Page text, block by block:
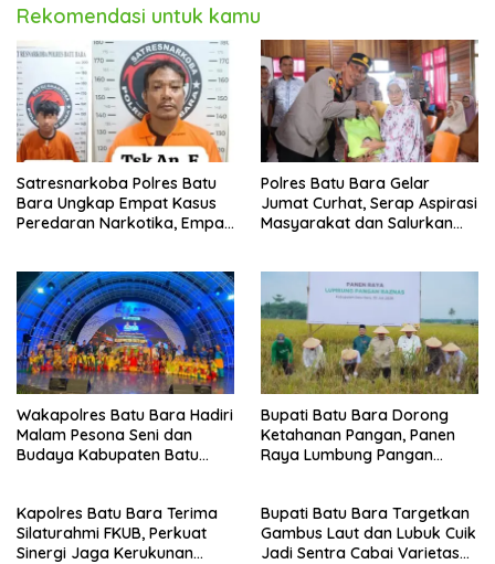
Rekomendasi untuk kamu
Satresnarkoba Polres Batu
Bara Ungkap Empat Kasus
Peredaran Narkotika, Empat
Polres Batu Bara Gelar
Jumat Curhat, Serap Aspirasi
Masyarakat dan Salurkan
Wakapolres Batu Bara Hadiri
Malam Pesona Seni dan
Budaya Kabupaten Batu
Bupati Batu Bara Dorong
Ketahanan Pangan, Panen
Raya Lumbung Pangan
Kapolres Batu Bara Terima
Silaturahmi FKUB, Perkuat
Sinergi Jaga Kerukunan
Bupati Batu Bara Targetkan
Gambus Laut dan Lubuk Cuik
Jadi Sentra Cabai Varietas